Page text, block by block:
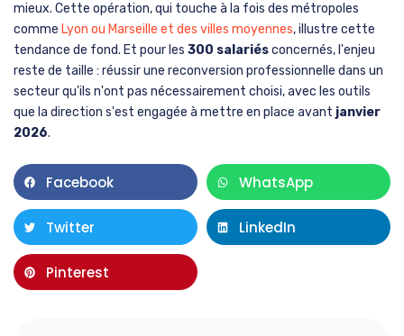
mieux. Cette opération, qui touche à la fois des métropoles
comme Lyon ou Marseille et des villes moyennes, illustre cette
tendance de fond. Et pour les 300 salariésconcernés, l'enjeu
reste de taille : réussir une reconversion professionnelle dans un
secteur qu'ils n'ont pas nécessairement choisi, avec les outils
que la direction s'est engagée à mettre en place avant janvier
2026.
Facebook WhatsApp
Twitter LinkedIn
Pinterest